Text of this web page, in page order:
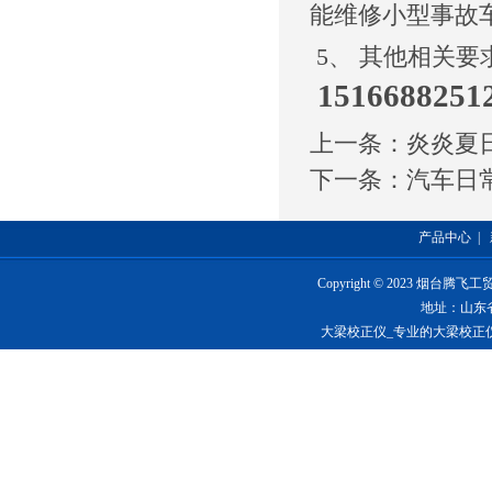
能维修小型事故
5、 其他相关
上一条： 炎炎夏
下一条： 汽车日
产品中心
Copyright © 2023 烟台腾飞工
地址：山东
大梁校正仪_专业的大梁校